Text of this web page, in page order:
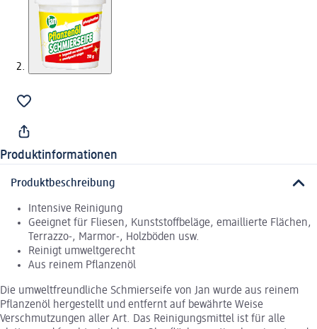
Produktinformationen
Produktbeschreibung
Intensive Reinigung
Geeignet für Fliesen, Kunststoffbeläge, emaillierte Flächen,
Terrazzo-, Marmor-, Holzböden usw.
Reinigt umweltgerecht
Aus reinem Pflanzenöl
Die umweltfreundliche Schmierseife von Jan wurde aus reinem
Pflanzenöl hergestellt und entfernt auf bewährte Weise
Verschmutzungen aller Art. Das Reinigungsmittel ist für alle